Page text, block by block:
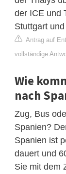
der ICE und
Stuttgart
Antrag auf
vollständige
Wie
nach
Zug, Bus
Spanien?
Spanien ist
dauert und
Sie mit dem